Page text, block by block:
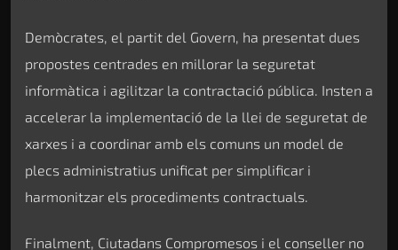
Demòcrates, el partit del Govern, ha presentat dues
propostes centrades en millorar la seguretat
informàtica i agilitzar la contractació pública. Insten a
accelerar la implementació de la llei de seguretat de
xarxes i a coordinar amb els comuns un model de
plecs administratius unificat per simplificar i
harmonitzar els procediments contractuals.
Finalment, Ciutadans Compromesos i el conseller no